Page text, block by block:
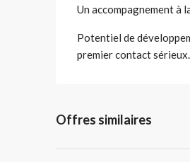
Un accompagnement à
Potentiel de
premier contact sérieux.
Offres similaires